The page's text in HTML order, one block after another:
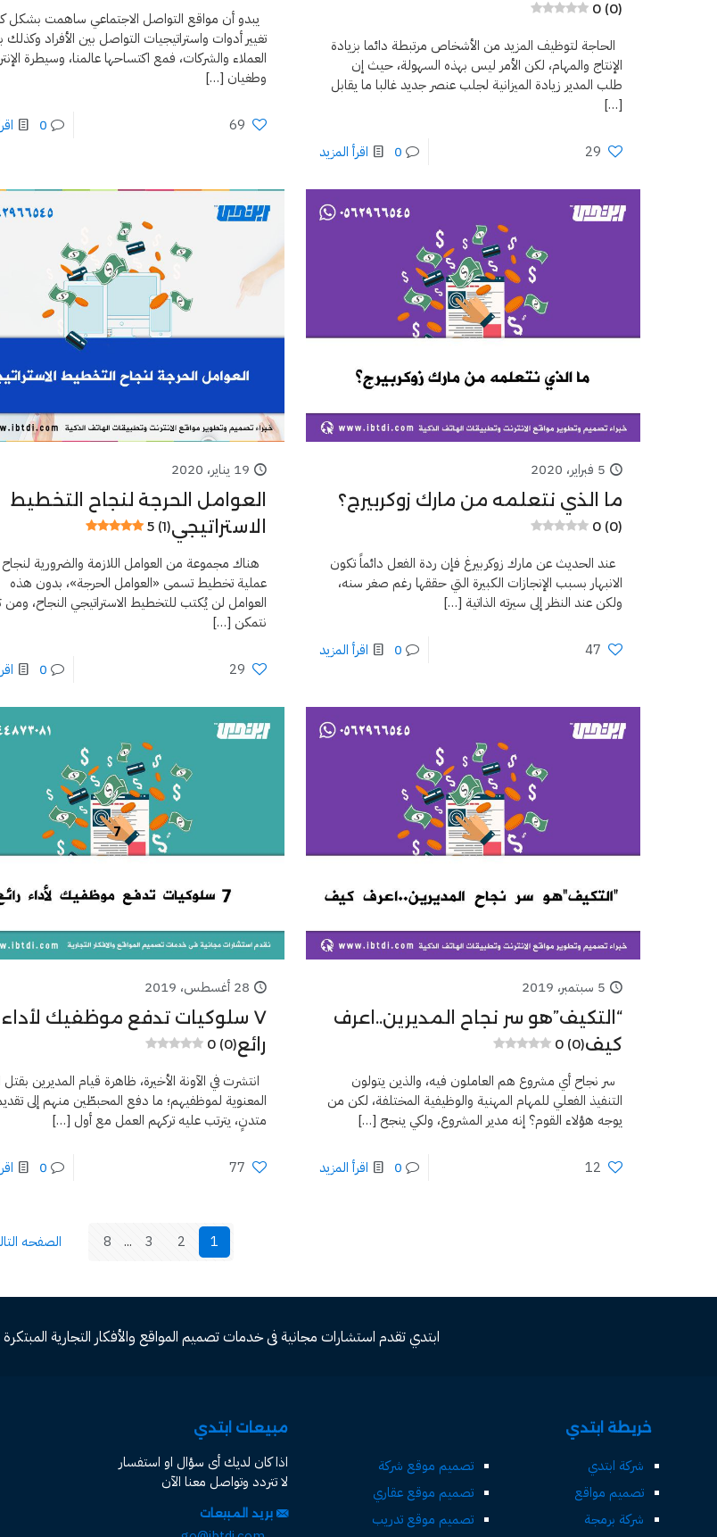
0 (0)
الحاجة لتوظيف المزيد من الأشخاص مرتبطة دائما بزيادة
الإنتاج والمهام، لكن الأمر ليس بهذه السهولة، حيث إن
طلب المدير زيادة الميزانية لجلب عنصر جديد غالبا ما يقابل
[…]
29
0 اقرأ المزيد
يبدو أن مواقع التواصل الاجتماعي ساهمت بشكل
تغيير أدوات واستراتيجيات التواصل بين الأفراد وكذلك
العملاء والشركات، فمع اكتساحها عالمنا، وسيطرة
وطغيان […]
69
0
5 فبراير، 2020
ما الذي نتعلمه من مارك زوكربيرج؟
0 (0)
عند الحديث عن مارك زوكربيرغ فإن ردة الفعل دائماً تكون
الانبهار بسبب الإنجازات الكبيرة التي حققها رغم صغر سنه،
ولكن عند النظر إلى سيرته الذاتية […]
47
0 اقرأ المزيد
19 يناير، 2020
العوامل الحرجة لنجاح التخطيط
الاستراتيجي5 (1)
هناك مجموعة من العوامل اللازمة والضرورية
عملية تخطيط تسمى «العوامل الحرجة»، بدون هذه
العوامل لن يُكتب للتخطيط الاستراتيجي النجاح،
نتمكن […]
29
0
5 سبتمبر، 2019
“التكيف”هو سر نجاح المديرين..اعرف
كيف0 (0)
سر نجاح أي مشروع هم العاملون فيه، والذين يتولون
التنفيذ الفعلي للمهام المهنية والوظيفية المختلفة، لكن من
يوجه هؤلاء القوم؟ إنه مدير المشروع، ولكي ينجح […]
12
0 اقرأ المزيد
28 أغسطس، 2019
٧ سلوكيات تدفع موظفيك لأداء
رائع0 (0)
انتشرت في الآونة الأخيرة، ظاهرة قيام المديرين بقتل
المعنوية لموظفيهم؛ ما دفع المحبطّين منهم إلى
متدنٍ، يترتب عليه تركهم العمل مع أول […]
77
0
1
2
3
...
8 الصفحه
ابتدي تقدم استشارات مجانية فى خدمات تصميم المواقع والأفكار التجارية المبتكرة عبر الواتس
خريطة ابتدي
شركة ابتدي
تصميم مواقع
شركة برمجة
تصميم موقع شركة
تصميم موقع عقاري
تصميم موقع تدريب
مبيعات ابتدي
اذا كان لديك أى سؤال او استفسار
لا تتردد وتواصل معنا الآن
بريد المبيعات